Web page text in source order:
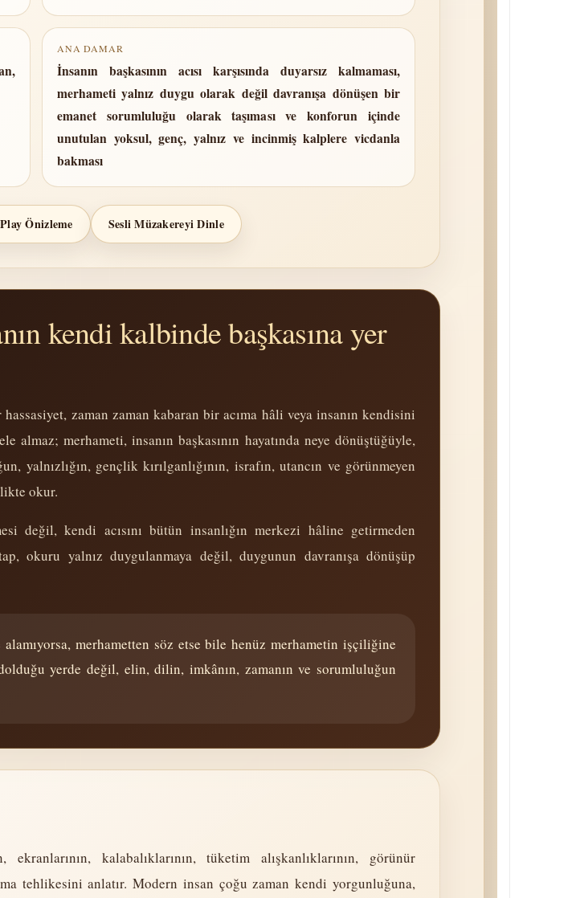
ANA DAMAR
İnsanın başkasının acısı karşısında duyarsız kalmaması,
merhameti yalnız duygu olarak değil davranışa dönüşen bir
emanet sorumluluğu olarak taşıması ve konforun içinde
unutulan yoksul, genç, yalnız ve incinmiş kalplere vicdanla
bakması
Önizleme Sesli Müzakereyi Dinle
kendi kalbinde başkasına yer
zaman zaman kabaran bir acıma hâli veya insanın kendisini
merhameti, insanın başkasının hayatında neye dönüştüğüyle,
gençlik kırılganlığının, israfın, utancın ve görünmeyen
okur.
değil, kendi acısını bütün insanlığın merkezi hâline getirmeden
okuru yalnız duygulanmaya değil, duygunun davranışa dönüşüp
merhametten söz etse bile henüz merhametin işçiliğine
yerde değil, elin, dilin, imkânın, zamanın ve sorumluluğun
kalabalıklarının, tüketim alışkanlıklarının, görünür
tehlikesini anlatır. Modern insan çoğu zaman kendi yorgunluğuna,